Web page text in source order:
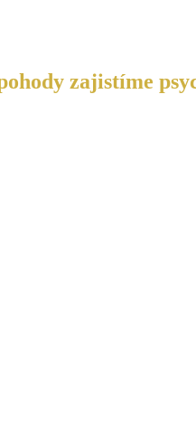
zajistíme